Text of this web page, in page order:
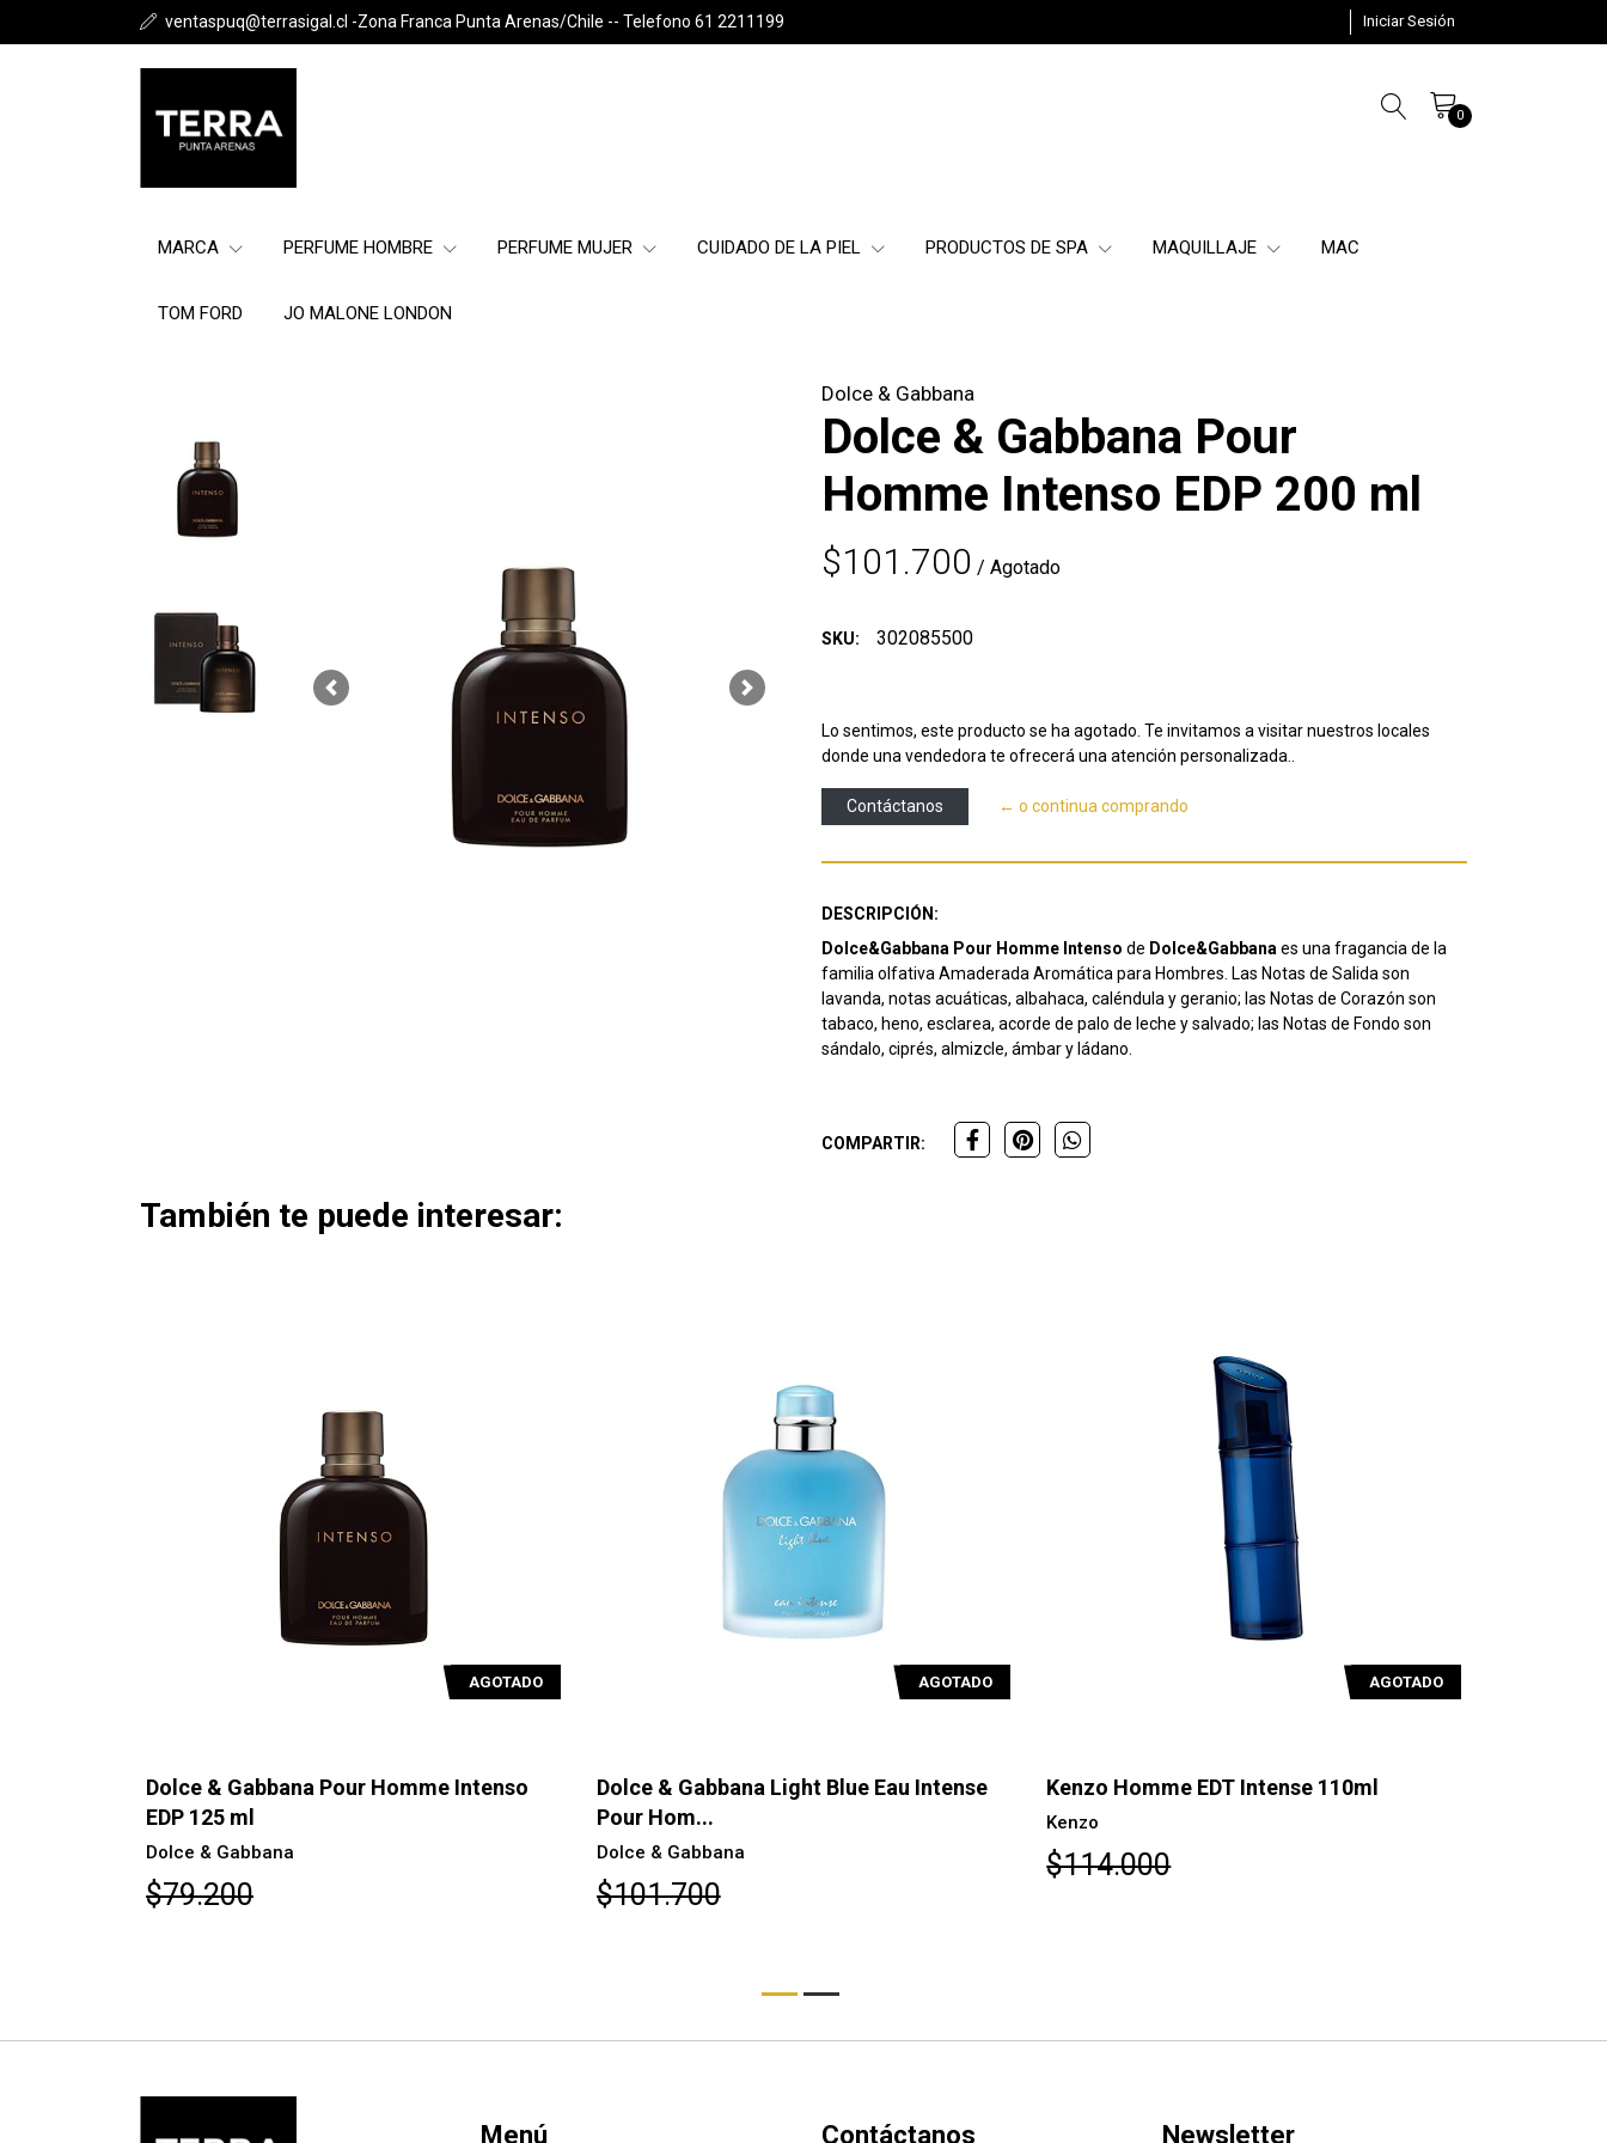
ventaspuq@terrasigal.cl -Zona Franca Punta Arenas/Chile -- Telefono 61 2211199 Iniciar Sesión
0
MARCA PERFUME HOMBRE PERFUME MUJER CUIDADO DE LA PIEL PRODUCTOS DE SPA MAQUILLAJE MAC
TOM FORD JO MALONE LONDON
Previous Next
Dolce & Gabbana
Dolce & Gabbana Pour
Homme Intenso EDP 200 ml
$101.700 / Agotado
SKU: 302085500
Lo sentimos, este producto se ha agotado. Te invitamos a visitar nuestros locales
donde una vendedora te ofrecerá una atención personalizada..
Contáctanos ← o continua comprando
DESCRIPCIÓN:
Dolce&Gabbana Pour Homme Intenso de Dolce&Gabbana es una fragancia de la
familia olfativa Amaderada Aromática para Hombres. Las Notas de Salida son
lavanda, notas acuáticas, albahaca, caléndula y geranio; las Notas de Corazón son
tabaco, heno, esclarea, acorde de palo de leche y salvado; las Notas de Fondo son
sándalo, ciprés, almizcle, ámbar y ládano.
COMPARTIR:
También te puede interesar:
Pour Homme Intenso
Dolce & Gabbana Light Blue Eau Intense
Kenzo Homme EDT Intense 110ml Kenzo Homme EDT Intense 60ml
Menú Contáctanos Newsletter